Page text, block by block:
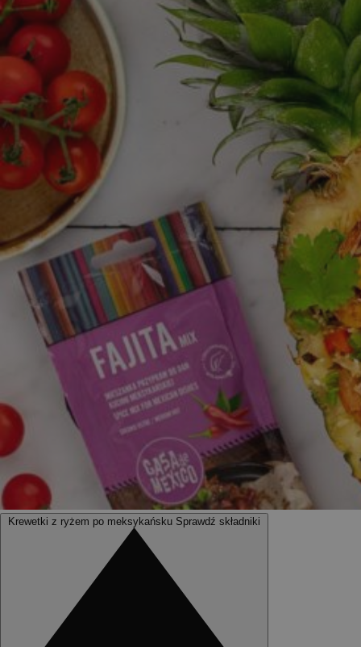
Krewetki z ryżem po meksykańsku Sprawdź składniki